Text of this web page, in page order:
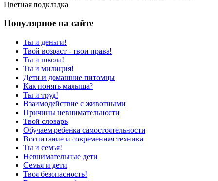
Цветная подкладка
Популярное на сайте
Ты и деньги!
Твой возраст - твои права!
Ты и школа!
Ты и милиция!
Дети и домашние питомцы
Как понять малыша?
Ты и труд!
Взаимодействие с животными
Причины невнимательности
Твой словарь
Обучаем ребенка самостоятельности
Воспитание и современная техника
Ты и семья!
Невнимательные дети
Семья и дети
Твоя безопасность!